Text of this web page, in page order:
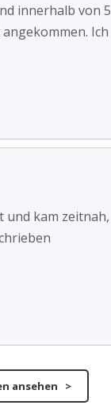
innerhalb von 5
Ich
und kam zeitnah,
ansehen >